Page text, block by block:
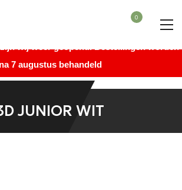
vakantie is onze winkel gesloten vanaf
t/m donderdag 6 augustus. Vanaf
na 7 augustus behandeld
0
JUNIOR WIT